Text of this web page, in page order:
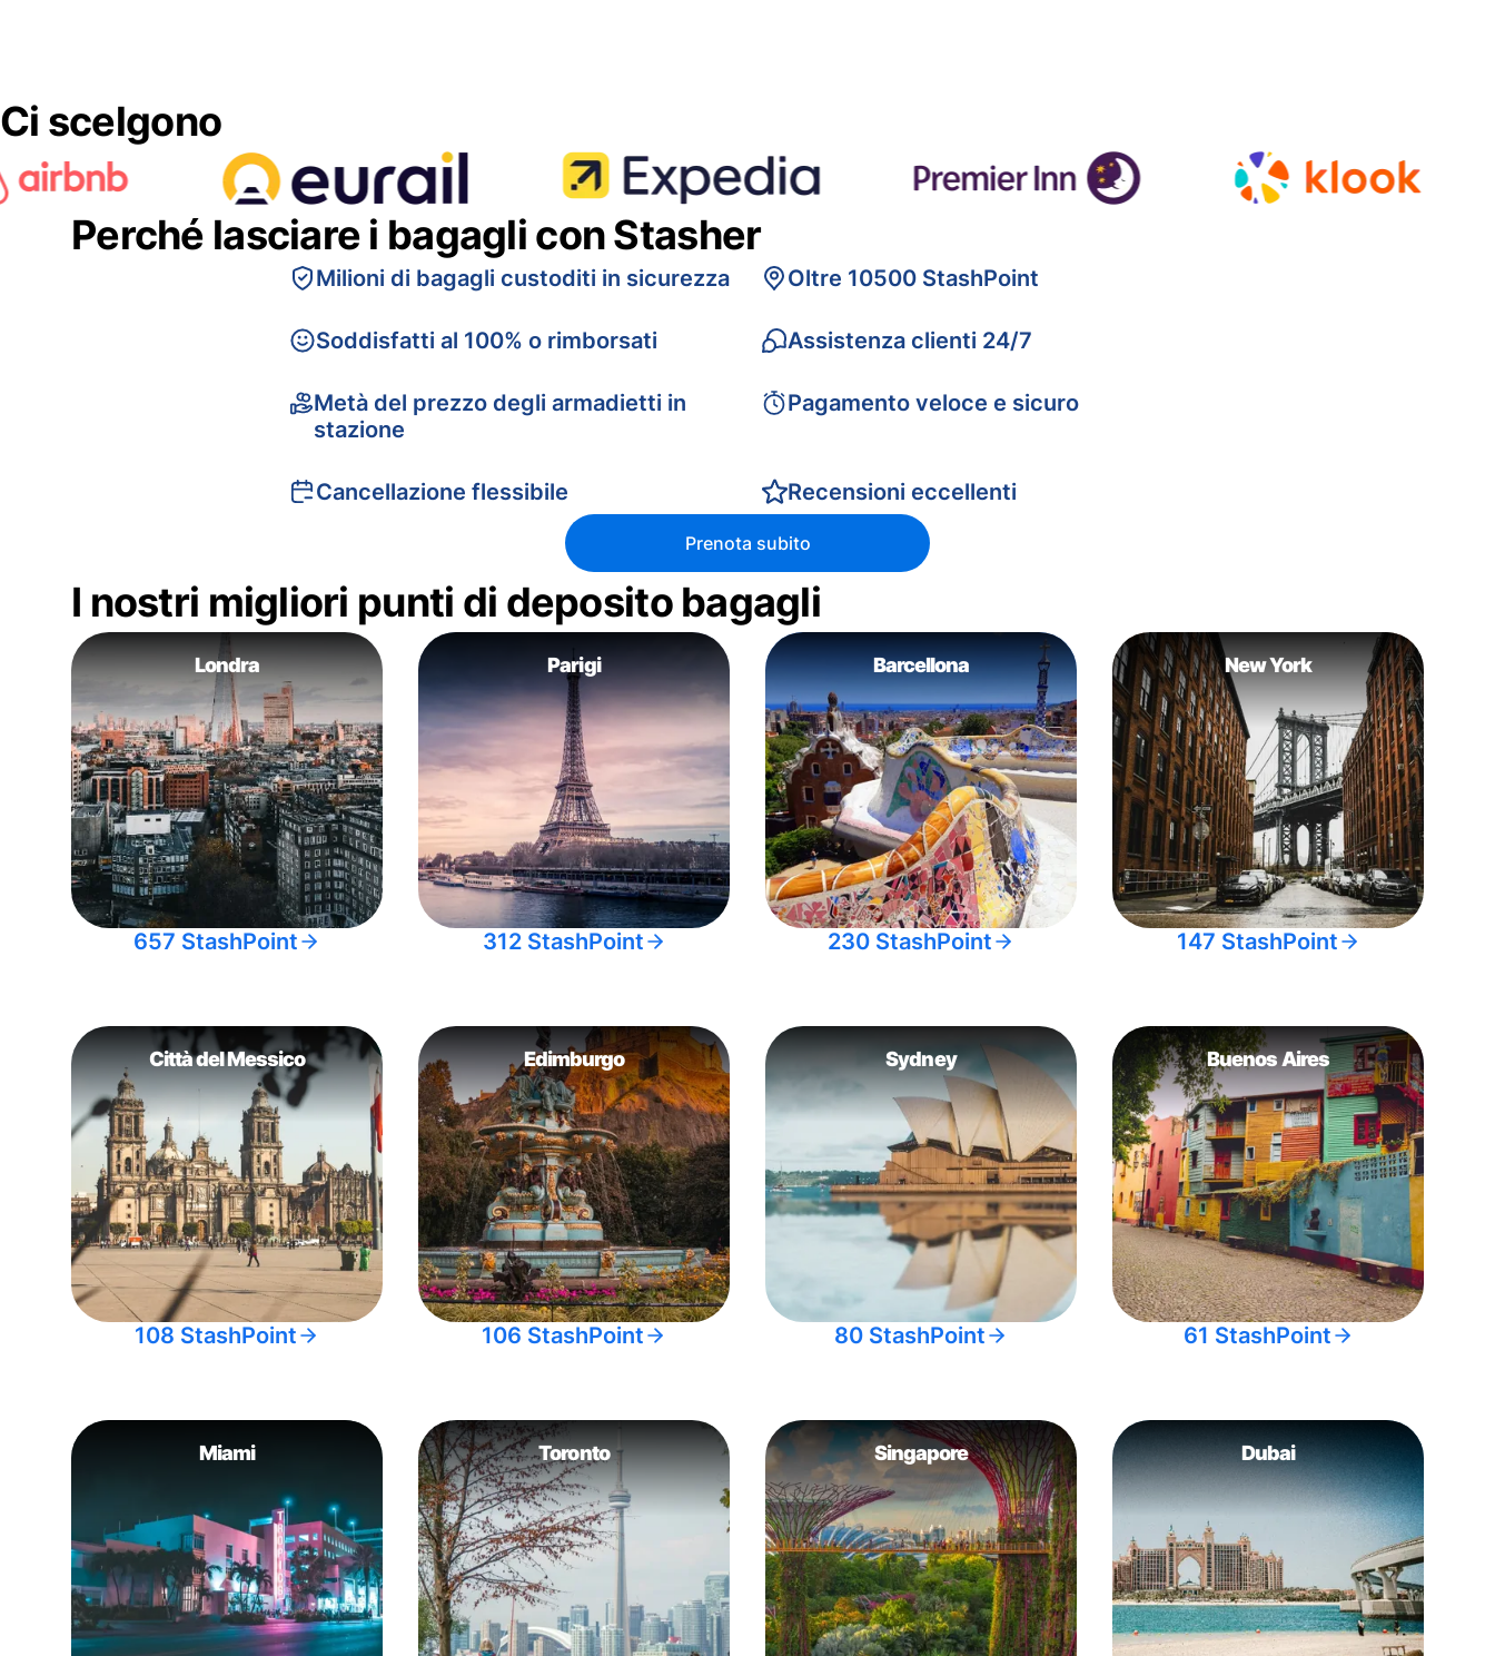
Ci scelgono
Perché lasciare i bagagli con Stasher
Milioni di bagagli custoditi in sicurezza
Soddisfatti al 100% o rimborsati
Metà del prezzo degli armadietti in
stazione
Cancellazione flessibile
Oltre 10500 StashPoint
Assistenza clienti 24/7
Pagamento veloce e sicuro
Recensioni eccellenti
Prenota subito
I nostri migliori punti di deposito bagagli
Londra
657 StashPoint
Parigi
312 StashPoint
Barcellona
230 StashPoint
New York
147 StashPoint
Città del Messico
108 StashPoint
Edimburgo
106 StashPoint
Sydney
80 StashPoint
Buenos Aires
61 StashPoint
Miami Toronto Singapore Dubai